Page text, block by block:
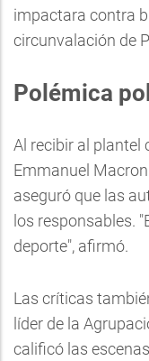
impactara contra
circunvalación de
Polémica
Al recibir al plantel
Emmanuel
aseguró que las
los responsables.
deporte", afirmó.
Las críticas
líder de la
calificó las